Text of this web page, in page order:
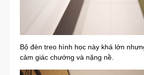
Bộ đèn treo hình học này khá lớn
cảm giác chướng và nặng nề.